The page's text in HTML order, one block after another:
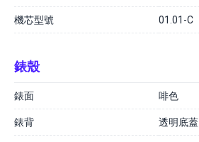
機芯型號 01.01-C
錶殼
錶面 啡色
錶背 透明底蓋